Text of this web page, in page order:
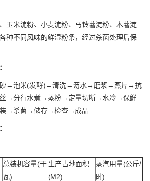
玉米淀粉、小麦淀粉、马铃薯淀粉、木薯淀
种不同风味的鲜湿粉条，经过杀菌处理后保
→泡米(发酵)→清洗→沥水→磨浆→蒸片→抗
→分行水煮→蒸粉→定量切断→水冷→保鲜
→杀菌→储存→检查→成品
总装机容量(干
瓦)
生产占地面积
(M2)
蒸汽用量(公斤/
时)